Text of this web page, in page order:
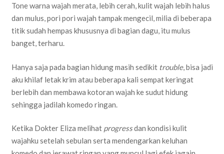
Tone warna wajah merata, lebih cerah, kulit wajah lebih halus
dan mulus, pori pori wajah tampak mengecil, milia di beberapa
titik sudah hempas khususnya di bagian dagu, itu mulus
banget, terharu.
Hanya saja pada bagian hidung masih sedikit trouble, bisa jadi
aku khilaf letak krim atau beberapa kali sempat keringat
berlebih dan membawa kotoran wajah ke sudut hidung
sehingga jadilah komedo ringan.
Ketika Dokter Eliza melihat progressdan kondisi kulit
wajahku setelah sebulan serta mendengarkan keluhan